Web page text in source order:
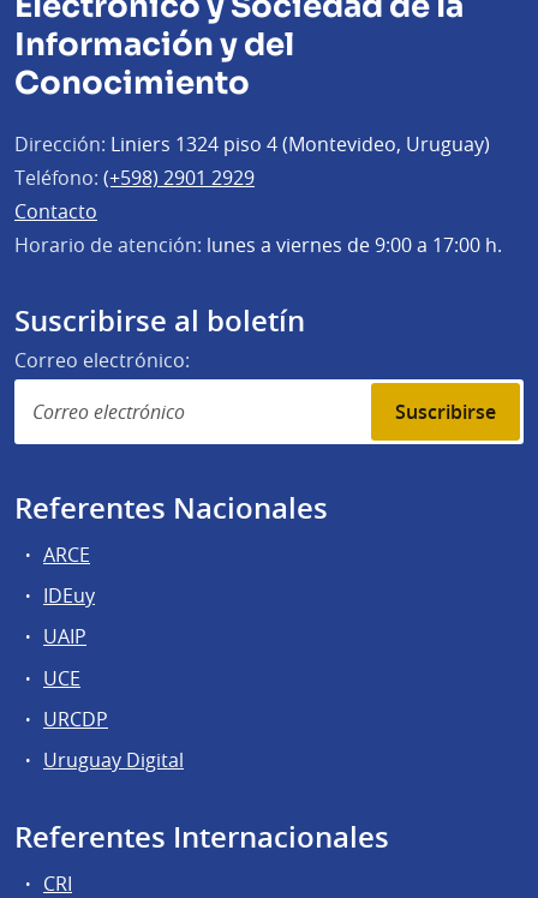
Información y del
Conocimiento
Dirección: Liniers 1324 piso 4 (Montevideo, Uruguay)
Teléfono: (+598) 2901 2929
Contacto
Horario de atención: lunes a viernes de 9:00 a 17:00 h.
Suscribirse al boletín
Correo electrónico:
Suscribirse
Referentes Nacionales
ARCE
IDEuy
UAIP
UCE
URCDP
Uruguay Digital
Referentes Internacionales
CRI